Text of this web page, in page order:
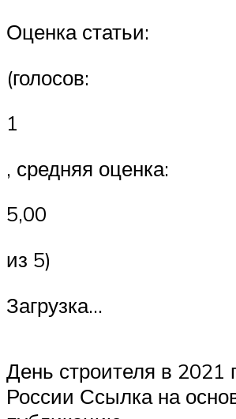
Оценка статьи:
(голосов:
1
, средняя оценка:
5,00
из 5)
Загрузка…
День строителя в 2021
России Ссылка на